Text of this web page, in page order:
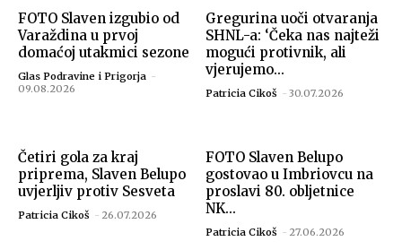
FOTO Slaven izgubio od
Varaždina u prvoj
domaćoj utakmici sezone
Glas Podravine i Prigorja -
09.08.2026
Gregurina uoči otvaranja
SHNL-a: ‘Čeka nas najteži
mogući protivnik, ali
vjerujemo...
Patricia Cikoš - 30.07.2026
Četiri gola za kraj
priprema, Slaven Belupo
uvjerljiv protiv Sesveta
Patricia Cikoš - 26.07.2026
FOTO Slaven Belupo
gostovao u Imbriovcu na
proslavi 80. obljetnice
NK...
Patricia Cikoš - 27.06.2026